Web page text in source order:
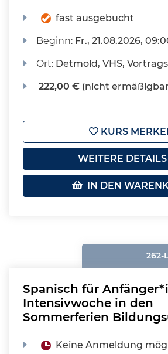
fast ausgebucht
Beginn: Fr., 21.08.2026,
Ort: Detmold, VHS,
222,00 € (nicht
KURS
WEITERE DETAILS
IN DEN
262-
Spanisch für
Intensivwoche in den
Sommerferien
Keine Anmeldung